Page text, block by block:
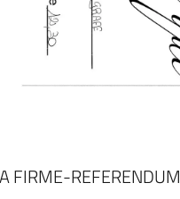
FIRME-REFERENDUM